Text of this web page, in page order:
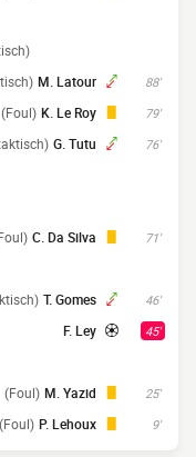
88'
M. Latour
79'
K. Le Roy
(Foul)
76'
G. Tutu
71'
C. Da Silva
46'
T. Gomes
45'
F. Ley
25'
M. Yazid
(Foul)
9'
P. Lehoux
(Foul)